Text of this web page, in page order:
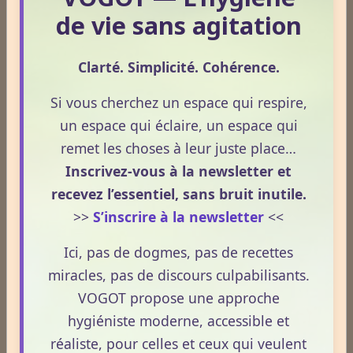
usages externes du CBD sont autorisés. Cet article
propose une mise au point claire et accessible pour
comprendre comment le CBD s’inscrit dans une
démarche de prévention, sans ingestion et sans
allégations thérapeutiques.
CBD et douleurs – Apprenez à bien maîtriser le concept.
Le CBD suscite un intérêt croissant lorsqu’il est
question de douleurs et de bien‑être. Pourtant, son
rôle réel, son cadre légal et ses usages externes
restent souvent mal compris. Cet article propose une
mise au point claire, moderne et conforme à la
réglementation française de 2026, afin de mieux
approche globale de prévention.
Lire la suite
CBD : l'anti-inflammatoire du 21ème siècle.
Le 13/05/2026
Le CBD occupe une place croissante dans les
discussions autour du bien‑être et de la prévention.
de vie sans agitation
Clarté. Simplicité. Cohérence.
Si vous cherchez un espace qui respire,
un espace qui éclaire, un espace qui
remet les choses à leur juste place…
Inscrivez-vous à la newsletter et
recevez l’essentiel, sans bruit inutile.
>> S’inscrire à la newsletter <<
Ici, pas de dogmes, pas de recettes
miracles, pas de discours culpabilisants.
VOGOT propose une approche
hygiéniste moderne, accessible et
réaliste, pour celles et ceux qui veulent